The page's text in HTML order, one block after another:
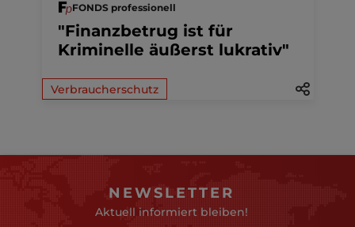
FONDS professionell
"Finanzbetrug ist für
Kriminelle äußerst lukrativ"
Verbraucherschutz
NEWSLETTER
Aktuell informiert bleiben!